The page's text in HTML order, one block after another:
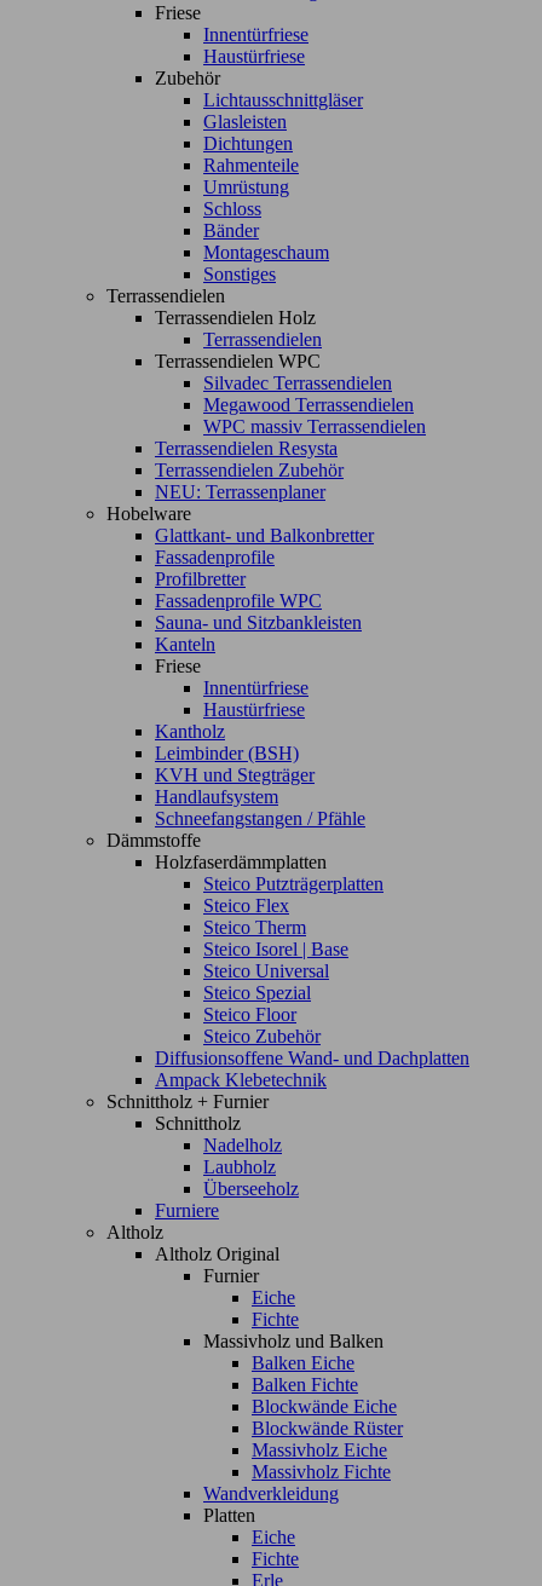
Friese
Innentürfriese
Haustürfriese
Zubehör
Lichtausschnittgläser
Glasleisten
Dichtungen
Rahmenteile
Umrüstung
Schloss
Bänder
Montageschaum
Sonstiges
Terrassendielen
Terrassendielen Holz
Terrassendielen
Terrassendielen WPC
Silvadec Terrassendielen
Megawood Terrassendielen
WPC massiv Terrassendielen
Terrassendielen Resysta
Terrassendielen Zubehör
NEU: Terrassenplaner
Hobelware
Glattkant- und Balkonbretter
Fassadenprofile
Profilbretter
Fassadenprofile WPC
Sauna- und Sitzbankleisten
Kanteln
Friese
Innentürfriese
Haustürfriese
Kantholz
Leimbinder (BSH)
KVH und Stegträger
Handlaufsystem
Schneefangstangen / Pfähle
Dämmstoffe
Holzfaserdämmplatten
Steico Putzträgerplatten
Steico Flex
Steico Therm
Steico Isorel | Base
Steico Universal
Steico Spezial
Steico Floor
Steico Zubehör
Diffusionsoffene Wand- und Dachplatten
Ampack Klebetechnik
Schnittholz + Furnier
Schnittholz
Nadelholz
Laubholz
Überseeholz
Furniere
Altholz
Altholz Original
Furnier
Eiche
Fichte
Massivholz und Balken
Balken Eiche
Balken Fichte
Blockwände Eiche
Blockwände Rüster
Massivholz Eiche
Massivholz Fichte
Wandverkleidung
Platten
Eiche
Fichte
Erle